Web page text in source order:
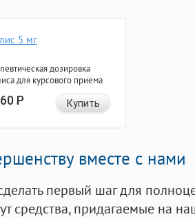
5 мг
дозировка
для курсового приема
Р Купить
вместе с нами
первый шаг для
средства, придагаемые на